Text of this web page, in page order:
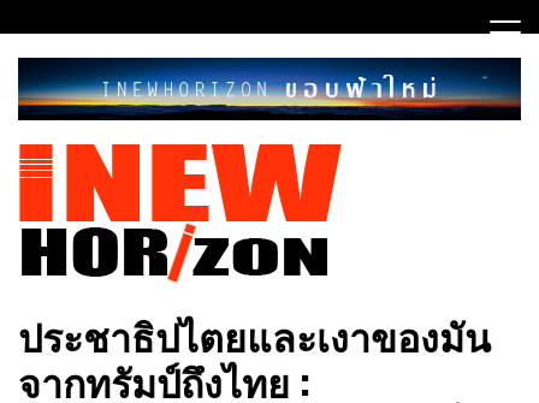
to
content
INEWHORIZON
ประชาธิปไตยและเงาของมัน
จากทรัมป์ถึงไทย :